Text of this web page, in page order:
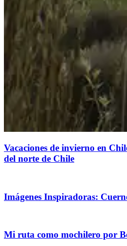
Vacaciones de invierno en
del norte de Chile
Imágenes Inspiradoras:
Mi ruta como mochilero por